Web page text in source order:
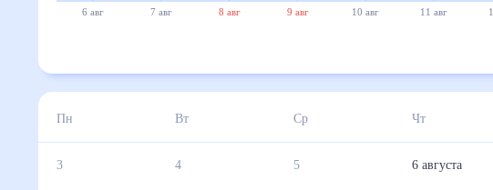
6 авг 7 авг 8 авг 9 авг 10 авг 11 авг
Пн Вт Ср Чт
3 4 5 6 августа